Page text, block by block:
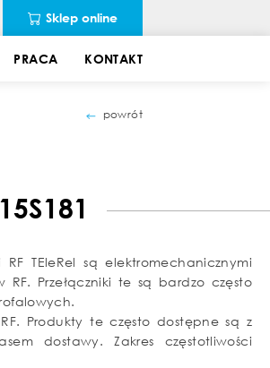
Sklep online
PRACA KONTAKT
powrót
TEleRel są elektromechanicznymi
RF. Przełączniki te są bardzo często
Produkty te często dostępne są z
dostawy. Zakres częstotliwości